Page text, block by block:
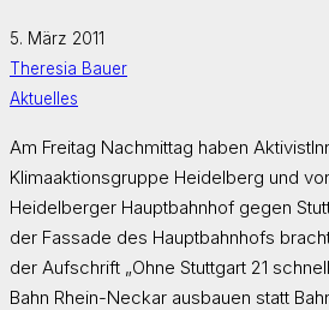
5. März 2011
Theresia Bauer
Aktuelles
Am Freitag Nachmittag haben
Klimaaktionsgruppe Heidelberg und
Heidelberger Hauptbahnhof gegen
der Fassade des Hauptbahnhofs
der Aufschrift „Ohne Stuttgart 21
Bahn Rhein-Neckar ausbauen statt